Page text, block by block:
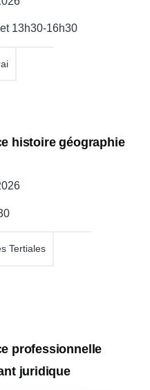
13h30-16h30
histoire géographie
Tertiales
professionnelle
juridique